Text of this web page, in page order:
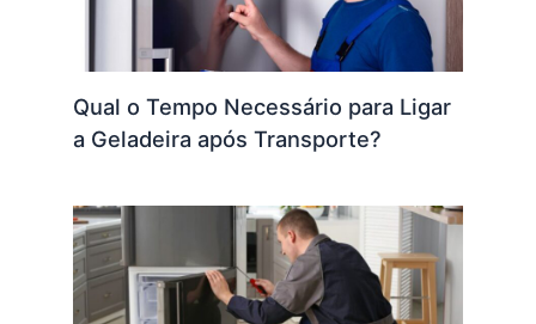
Qual o Tempo Necessário para Ligar
a Geladeira após Transporte?